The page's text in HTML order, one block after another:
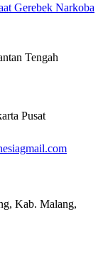
Gerebek Narkoba
Tengah
Pusat
Kab. Malang,